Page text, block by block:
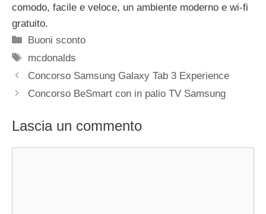
comodo, facile e veloce, un ambiente moderno e wi-fi
gratuito.
Categorie
Buoni sconto
Tag
mcdonalds
Concorso Samsung Galaxy Tab 3 Experience
Concorso BeSmart con in palio TV Samsung
Lascia un commento